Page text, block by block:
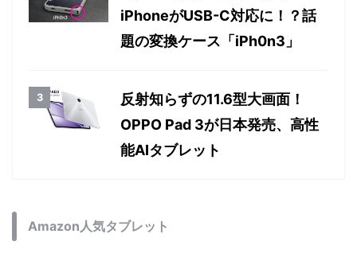
iPhoneがUSB-C対応に！？話
題の変換ケース「iPh0n3」
反射知らずの11.6型大画面！
OPPO Pad 3が日本発売、高性
能AIタブレット
Amazon人気タブレット